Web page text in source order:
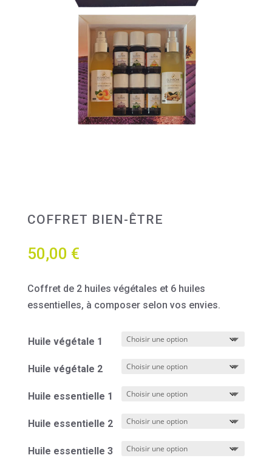
COFFRET BIEN-ÊTRE
50,00 €
Coffret de 2 huiles végétales et 6 huiles
essentielles, à composer selon vos envies.
Huile végétale 1
Huile végétale 2
Huile essentielle 1
Huile essentielle 2
Huile essentielle 3